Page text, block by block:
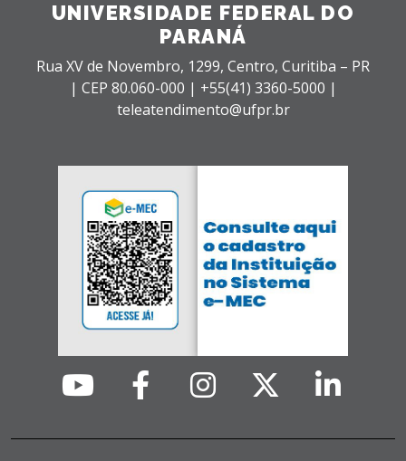
UNIVERSIDADE FEDERAL DO
PARANÁ
Rua XV de Novembro, 1299, Centro, Curitiba – PR
| CEP 80.060-000 | +55(41) 3360-5000 |
teleatendimento@ufpr.br